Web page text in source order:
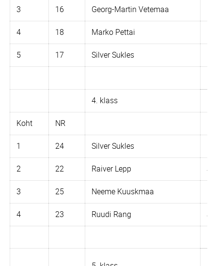
3 16 Georg-Martin Vetemaa
4 18 Marko Pettai
5 17 Silver Sukles
4. klass
Koht NR
1 24 Silver Sukles
2 22 Raiver Lepp
3 25 Neeme Kuuskmaa
4 23 Ruudi Rang